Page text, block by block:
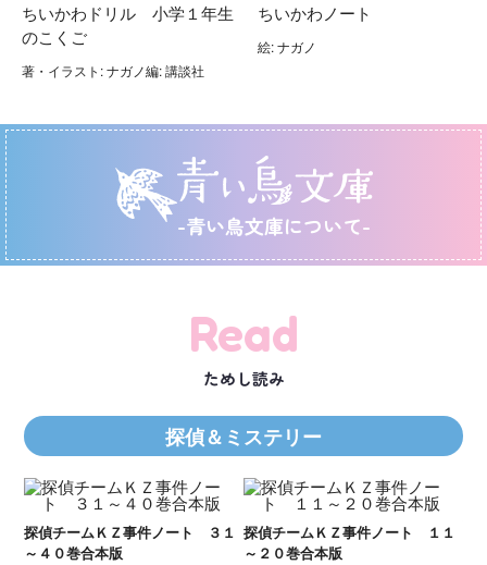
ちいかわドリル 小学１年生
のこくご
著・イラスト: ナガノ編: 講談社
ちいかわノート
絵: ナガノ
-青い鳥文庫について-
Read
ためし読み
探偵＆ミステリー
探偵チームＫＺ事件ノート ３１
～４０巻合本版
探偵チームＫＺ事件ノート １１
～２０巻合本版